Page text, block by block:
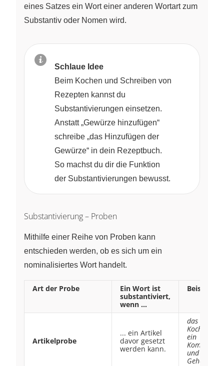
eines Satzes ein Wort einer anderen Wortart zum
Substantiv oder Nomen wird.
Schlaue Idee
Beim Kochen und Schreiben von
Rezepten kannst du
Substantivierungen einsetzen.
Anstatt „Gewürze hinzufügen“
schreibe „das Hinzufügen der
Gewürze“ in dein Rezeptbuch.
So machst du dir die Funktion
der Substantivierungen bewusst.
Substantivierung – Proben
Mithilfe einer Reihe von Proben kann
entschieden werden, ob es sich um ein
nominalisiertes Wort handelt.
Art der Probe
Ein Wort ist
substantiviert,
wenn …
Beispiele
Artikelprobe
... ein Artikel
davor gesetzt
werden kann.
das
Kochen
ein
Kommen
und
Gehen